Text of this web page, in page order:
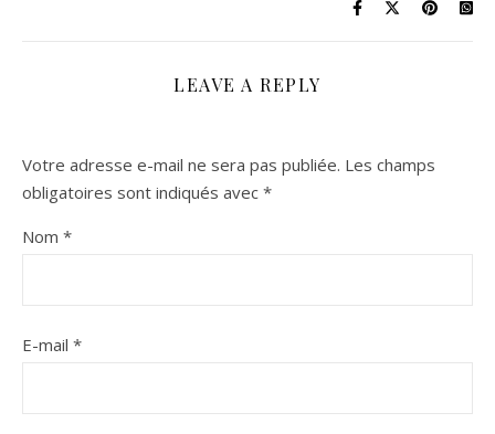
LEAVE A REPLY
Votre adresse e-mail ne sera pas publiée. Les champs
obligatoires sont indiqués avec *
Nom *
E-mail *